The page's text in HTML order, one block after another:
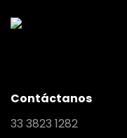
Contáctanos
33 3823 1282